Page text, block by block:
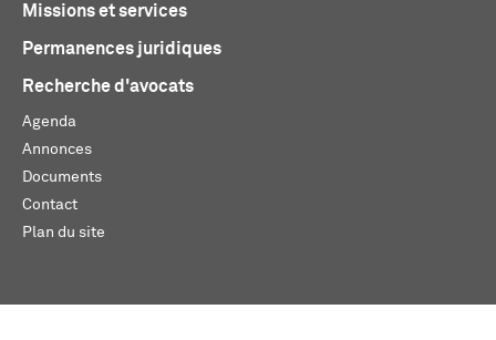
Missions et services
Permanences juridiques
Recherche d'avocats
Agenda
Annonces
Documents
Contact
Plan du site